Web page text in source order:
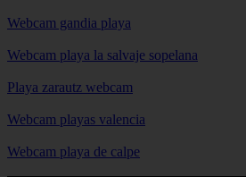
Webcam gandia playa
Webcam playa la salvaje sopelana
Playa zarautz webcam
Webcam playas valencia
Webcam playa de calpe